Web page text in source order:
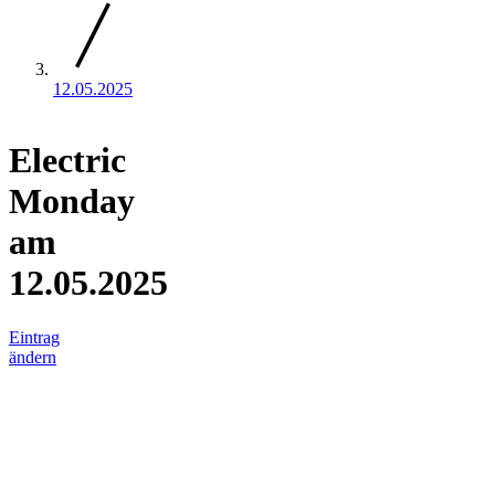
12.05.2025
Electric
Monday
am
12.05.2025
Eintrag
ändern